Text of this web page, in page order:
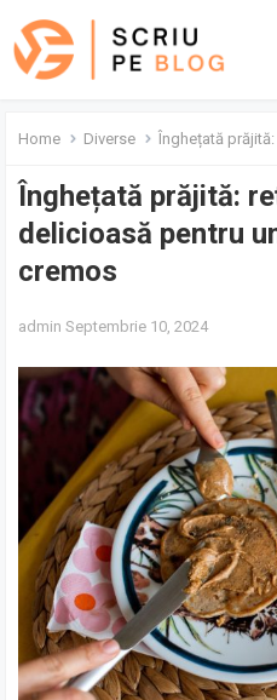
Home Diverse Înghețată prăjită: rețeta
Înghețată prăjită:
delicioasă pentru
cremos
admin Septembrie 10, 2024